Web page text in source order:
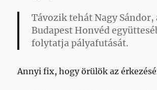
Távozik tehát Nagy Sándor,
Budapest Honvéd
folytatja pályafutását.
Annyi fix, hogy örülök az